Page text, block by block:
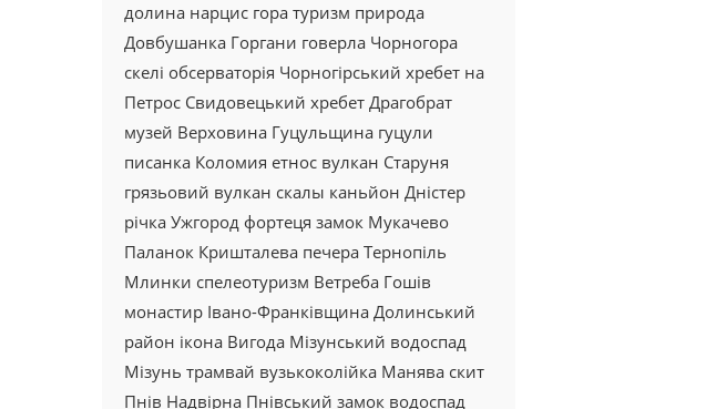
долина нарцис гора туризм природа
Довбушанка Горгани говерла Чорногора
скелі обсерваторія Чорногірський хребет на
Петрос Свидовецький хребет Драгобрат
музей Верховина Гуцульщина гуцули
писанка Коломия етнос вулкан Старуня
грязьовий вулкан скалы каньйон Дністер
річка Ужгород фортеця замок Мукачево
Паланок Кришталева печера Тернопіль
Млинки спелеотуризм Ветреба Гошів
монастир Івано-Франківщина Долинський
район ікона Вигода Мізунський водоспад
Мізунь трамвай вузькоколійка Манява скит
Пнів Надвірна Пнівський замок водоспад